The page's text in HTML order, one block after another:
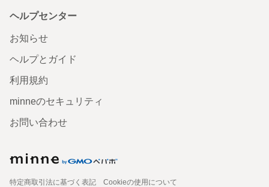
ヘルプセンター
お知らせ
ヘルプとガイド
利用規約
minneのセキュリティ
お問い合わせ
特定商取引法に基づく表記
Cookieの使用について